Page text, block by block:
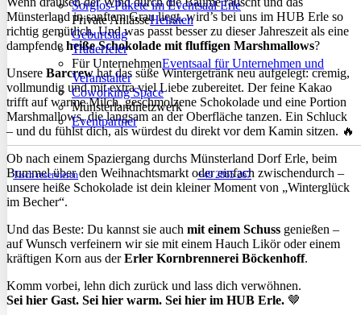
Sorglos-Pakete im Eventsaal Erle
Private AnlässeHeiraten
Geburtstag
Trauerfeier
Für UnternehmenEventsaal für Unternehmen und
Veranstalter
Coworking Space
Münsterlandnetzwerk
Eventpartner
Tisch reservieren +49 2865 267
Münsterland in sanftem Grau liegt, wird’s bei uns im HUB Erle so
richtig gemütlich. Und was passt besser zu dieser Jahreszeit als eine
dampfendeheiße Schokolade mit fluffigen Marshmallows?
Unsere Barcrewhat das süße Wintergetränk neu aufgelegt: cremig,
vollmundig und mit extra viel Liebe zubereitet. Der feine Kakao
trifft auf warme Milch, geschmolzene Schokolade und eine Portion
Marshmallows, die langsam an der Oberfläche tanzen. Ein Schluck
– und du fühlst dich, als würdest du direkt vor dem Kamin sitzen. 🔥
Ob nach einem Spaziergang durchs Münsterland Dorf Erle, beim
Bummel über den Weihnachtsmarkt oder einfach zwischendurch –
unsere heiße Schokolade ist dein kleiner Moment von „Winterglück
im Becher“.
Und das Beste: Du kannst sie auch mit einem Schuss genießen –
auf Wunsch verfeinern wir sie mit einem Hauch Likör oder einem
kräftigen Korn aus derErler Kornbrennerei Böckenhoff.
Komm vorbei, lehn dich zurück und lass dich verwöhnen.
Sei hier Gast. Sei hier warm. Sei hier im HUB Erle. 🤎